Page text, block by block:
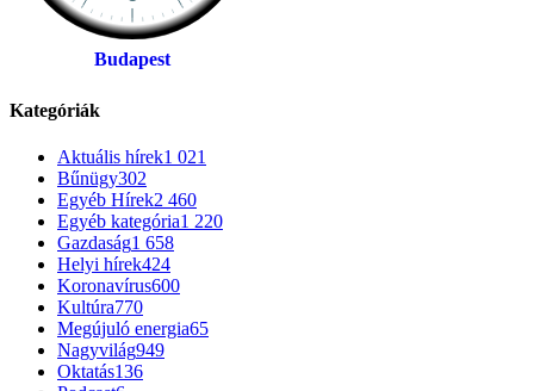
Budapest
Kategóriák
Aktuális hírek1 021
Bűnügy302
Egyéb Hírek2 460
Egyéb kategória1 220
Gazdaság1 658
Helyi hírek424
Koronavírus600
Kultúra770
Megújuló energia65
Nagyvilág949
Oktatás136